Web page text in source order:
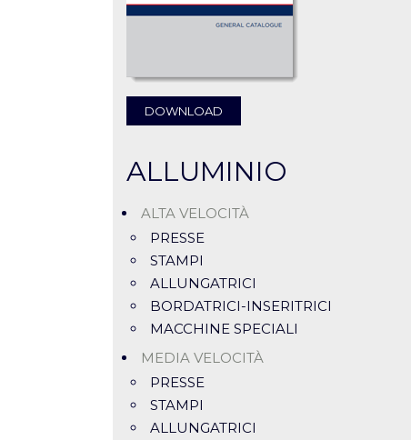
DOWNLOAD
ALLUMINIO
ALTA VELOCITÀ
PRESSE
STAMPI
ALLUNGATRICI
BORDATRICI-INSERITRICI
MACCHINE SPECIALI
MEDIA VELOCITÀ
PRESSE
STAMPI
ALLUNGATRICI